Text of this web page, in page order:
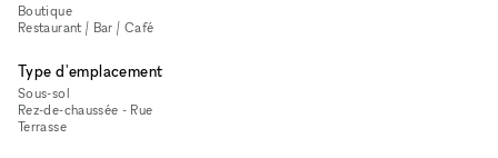
Boutique
Restaurant / Bar / Café
Type d'emplacement
Sous-sol
Rez-de-chaussée - Rue
Terrasse